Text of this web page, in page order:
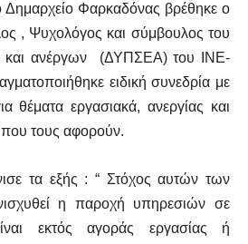
Δημαρχείο Φαρκαδόνας βρέθηκε ο
, Ψυχολόγος και σύμβουλος του
και ανέργων (ΔΥΠΣΕΑ) του ΙΝΕ-
ειδική συνεδρία με
θέματα εργασιακά, ανεργίας και
που τους αφορούν.
τα εξής : “ Στόχος αυτών των
η παροχή υπηρεσιών σε
εκτός αγοράς εργασίας ή